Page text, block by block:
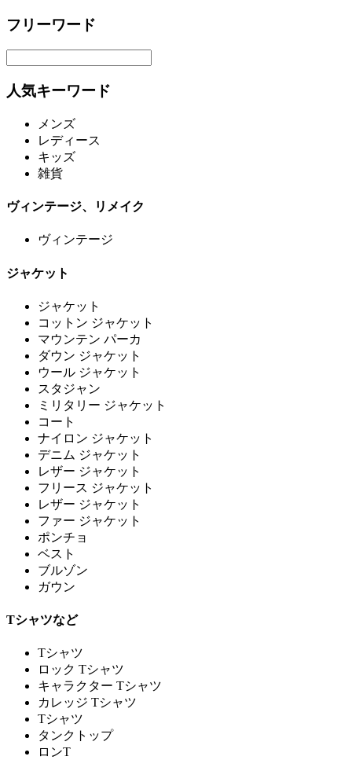
フリーワード
人気キーワード
メンズ
レディース
キッズ
雑貨
ヴィンテージ、リメイク
ヴィンテージ
ジャケット
ジャケット
コットン ジャケット
マウンテン パーカ
ダウン ジャケット
ウール ジャケット
スタジャン
ミリタリー ジャケット
コート
ナイロン ジャケット
デニム ジャケット
レザー ジャケット
フリース ジャケット
レザー ジャケット
ファー ジャケット
ポンチョ
ベスト
ブルゾン
ガウン
Tシャツなど
Tシャツ
ロック Tシャツ
キャラクター Tシャツ
カレッジ Tシャツ
Tシャツ
タンクトップ
ロンT